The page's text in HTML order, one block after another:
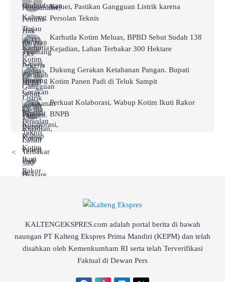
Kajuei, Pastikan Gangguan Listrik karena
Persolan Teknis
Karhutla Kotim Meluas, BPBD Sebut Sudah 138
Kejadian, Lahan Terbakar 300 Hektare
Dukung Gerakan Ketahanan Pangan. Bupati
Kotim Panen Padi di Teluk Sampit
Perkuat Kolaborasi, Wabup Kotim Ikuti Rakor
BNPB
<
KALTENGEKSPRES.com adalah portal berita di bawah
naungan PT Kalteng Ekspres Prima Mandiri (KEPM) dan telah
disahkan oleh Kemenkumham RI serta telah Terverifikasi
Faktual di Dewan Pers